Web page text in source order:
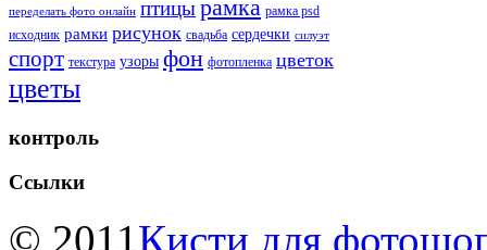
переделать фото онлайн птицырамка рамка psd
исходник рамки рисунок свадьба сердечки силуэт
спорт текстура узоры фон фотопленка цветок
цветы
контроль
Ссылки
© 2011 Кисти для